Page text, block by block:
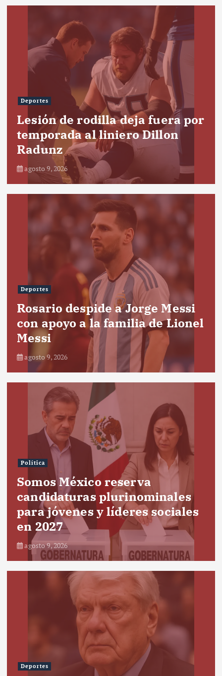
Deportes
Lesión de rodilla deja fuera por
temporada al liniero Dillon
Radunz
agosto 9, 2026
Deportes
Rosario despide a Jorge Messi
con apoyo a la familia de Lionel
Messi
agosto 9, 2026
Política
Somos México reserva
candidaturas plurinominales
para jóvenes y líderes sociales
en 2027
agosto 9, 2026
Deportes